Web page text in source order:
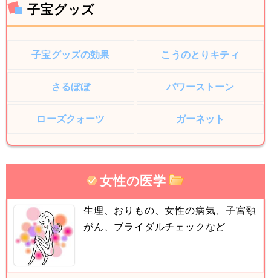
子宝グッズ
子宝グッズの効果 こうのとりキティ
さるぼぼ パワーストーン
ローズクォーツ ガーネット
女性の医学
生理、おりもの、女性の病気、子宮頸
がん、ブライダルチェックなど